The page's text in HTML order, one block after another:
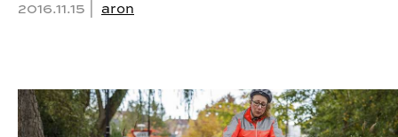
2016.11.15 | aron